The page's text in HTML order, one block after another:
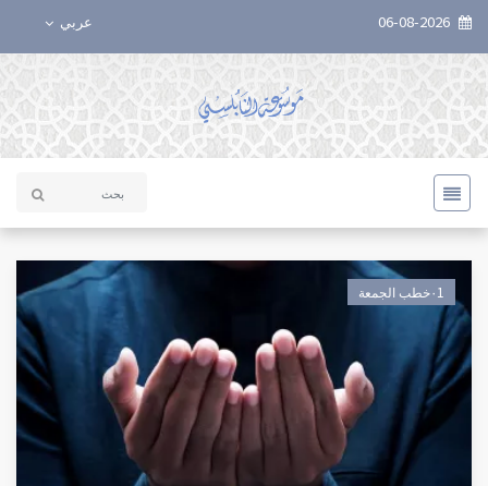
عربي
٠1خطب الجمعة